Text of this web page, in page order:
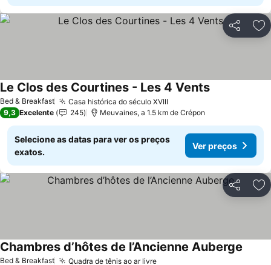
Partilhar
Bed & Breakfast Casa histórica do século XVIIIVer preços
Le Clos des Courtines - Les 4 VentsVer preços
9,3 Excelente 245 Meuvaines, a 1.5 km de Crépon
Selecione as datas para ver os preços
exatos.
Ver preços
Partilhar
Bed & Breakfast Quadra de tênis ao ar livreVer preços
Chambres d’hôtes de l’Ancienne Auberge